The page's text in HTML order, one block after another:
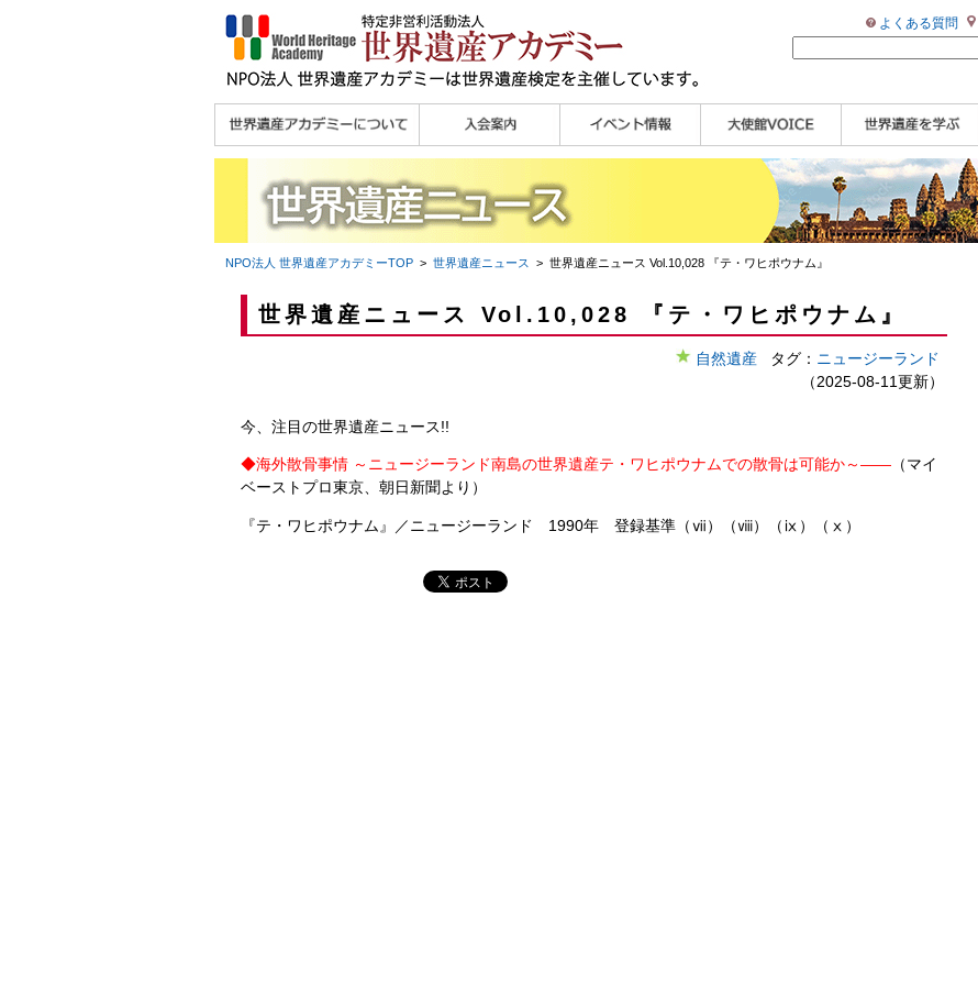
よくある質問
理念
メッセージ
主な活動内容
沿革
組織図・役員
研究員紹介 >>
宮澤 光 MIYAZAWA, Hikaru
研究員によるメディ
ア協力など
法人会員・協賛団体
／公認団体
メディア協力／プレ
スリリース
個人会員
法人会員
会報誌サンプル
会員限定ページ 講演会
大使館セミナー
展示会
講座・セミナー
ツアー情報
イベントレポート 研究員ブログ
マイスターのささや
き
WHAフォトギャラリ
ー
世界遺産応援ブログ
世界遺産検定公式
HP
学習アシスト動画
世界遺産ナビ
【pamon】
NPO法人 世界遺産アカデミーTOP> 世界遺産ニュース > 世界遺産ニュース Vol.10,028 『テ・ワヒポウナム』
世界遺産ニュース Vol.10,028 『テ・ワヒポウナム』
自然遺産タグ： ニュージーランド
（2025-08-11更新）
今、注目の世界遺産ニュース!!
◆海外散骨事情 ～ニュージーランド南島の世界遺産テ・ワヒポウナムでの散骨は可能か～――（マイ
ベーストプロ東京、朝日新聞より）
『テ・ワヒポウナム』／ニュージーランド 1990年 登録基準（ⅶ）（ⅷ）（ⅸ）（ⅹ）